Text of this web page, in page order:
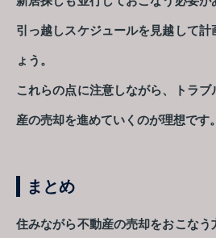
引っ越しスケジュールを見越して計
ょう。
これらの点に注意しながら、トラ
産の売却を進めていくのが理想です。
まとめ
住みながら不動産の売却をおこなう